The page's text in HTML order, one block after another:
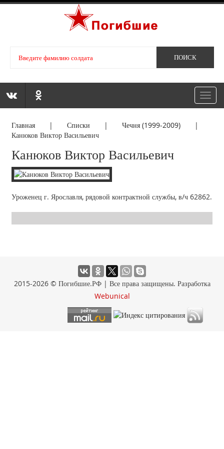
Главная |Списки | Чечня (1999-2009)|
Канюков Виктор Васильевич
Канюков Виктор Васильевич
Уроженец г. Ярославля, рядовой контрактной службы, в/ч 62862.
2015-2026 © Погибшие.РФ | Все права защищены. Разработка
Webunical